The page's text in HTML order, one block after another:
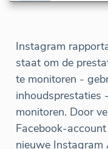
Instagram
staat om de
te monitoren -
inhoudsprestaties
monitoren. Door
Facebook-
nieuwe Instagram